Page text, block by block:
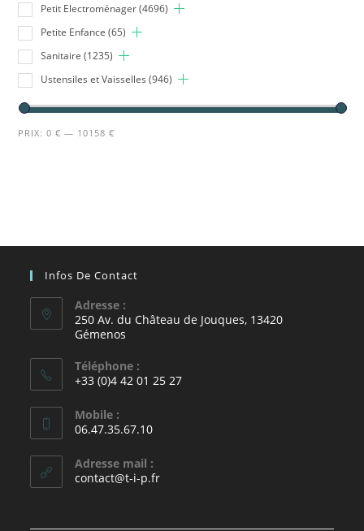
Petit Electroménager (4696)
Petite Enfance (65)
Sanitaire (1235)
Ustensiles et Vaisselles (946)
PRIX:0 € — 10158 €
Infos De Contact
Adresse :
250 Av. du Château de Jouques, 13420
Gémenos
Téléphone :
+33 (0)4 42 01 25 27
Mobile :
06.47.35.67.10
Adresse mail :
contact@t-i-p.fr